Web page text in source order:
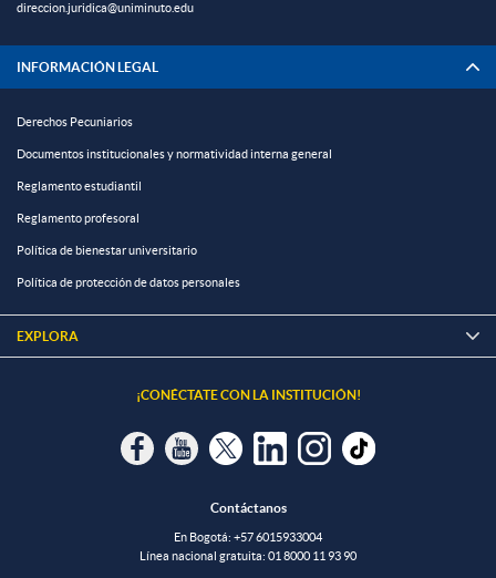
direccion.juridica@uniminuto.edu
INFORMACIÓN LEGAL
Derechos Pecuniarios
Documentos institucionales y normatividad interna general
Reglamento estudiantil
Reglamento profesoral
Política de bienestar universitario
Política de protección de datos personales
EXPLORA 
¡CONÉCTATE CON LA INSTITUCIÓN!
Contáctanos
En Bogotá: +57 6015933004
Línea nacional gratuita: 01 8000 11 93 90